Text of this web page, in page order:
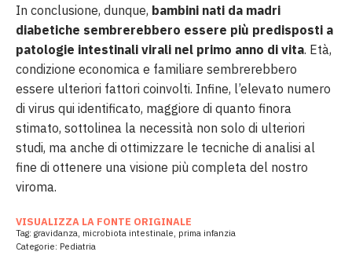
In conclusione, dunque, bambini nati da madri
diabetiche sembrerebbero essere più predisposti a
patologie intestinali virali nel primo anno di vita. Età,
condizione economica e familiare sembrerebbero
essere ulteriori fattori coinvolti. Infine, l’elevato numero
di virus qui identificato, maggiore di quanto finora
stimato, sottolinea la necessità non solo di ulteriori
studi, ma anche di ottimizzare le tecniche di analisi al
fine di ottenere una visione più completa del nostro
viroma.
VISUALIZZA LA FONTE ORIGINALE
Tag: gravidanza, microbiota intestinale, prima infanzia
Categorie: Pediatria